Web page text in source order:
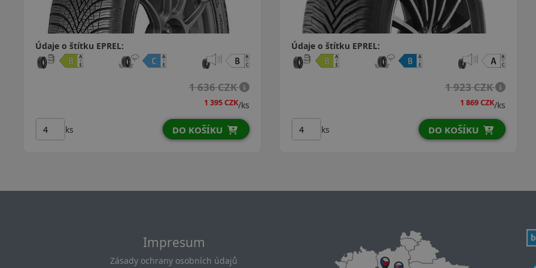
Údaje o štítku EPREL:
DO KOŠÍKU
Údaje o štítku EPREL:
DO
Impresum
Zásady ochrany osobních údajů